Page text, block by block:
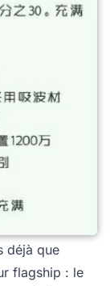
déjà que
flagship : le